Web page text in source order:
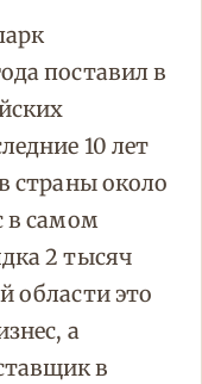
поставил в
10 лет
страны около
в самом
2 тысяч
области это
а
в